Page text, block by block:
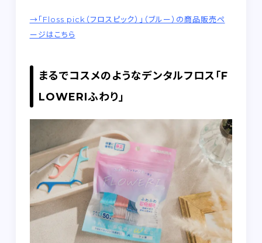
→「Floss pick（フロスピック）」（ブルー）の商品販売ペ
ージはこちら
まるでコスメのようなデンタルフロス「F
LOWERIふわり」